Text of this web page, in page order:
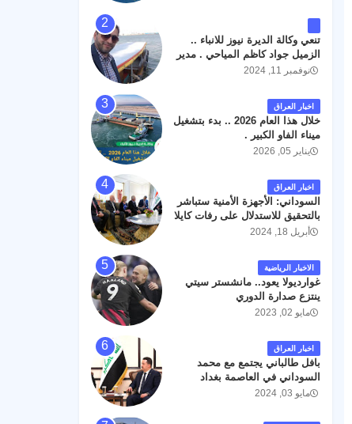
تنعي وكالة الديرة نيوز للانباء ..
الزميل جواد كاظم المياحي . مدير
الخطوط الجوية العراقية السابق
البصرة الدولي اليوم الاثنين على
الطريق المؤدي من البوابة
الرئيسة الى صالة المسافرين .
حيث كان سبب الحادث يعود
لتصادم عجلته مع عجلة نوع كيا بنكو
مطار البصرة الدولي . سائلين الله
عز وجل ان يتغمد الفقيد بواسع
رحمته ، و انا لله وانا اليه راجعون .
نوفمبر 11, 2024
اخبار العراق
خلال هذا العام 2026 .. بدء بتشغيل
ميناء الفاو الكبير .
يناير 05, 2026
اخبار العراق
السوداني: الأجهزة الأمنية ستباشر
بالتحقيق للاستدلال على رفات كايلا
مولرأبريل 18, 2024
الاخبار الرياضية
غوارديولا يعود.. مانشستر سيتي
ينتزع صدارة الدوري
مايو 02, 2023
اخبار العراق
بافل طالباني يجتمع مع محمد
السوداني في العاصمة بغداد
مايو 03, 2024